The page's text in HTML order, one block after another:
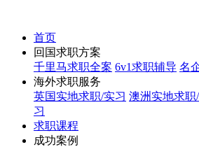
首页
回国求职方案
千里马求职全案 6v1求职辅导 名
海外求职服务
英国实地求职/实习 澳洲实地求职
习
求职课程
成功案例